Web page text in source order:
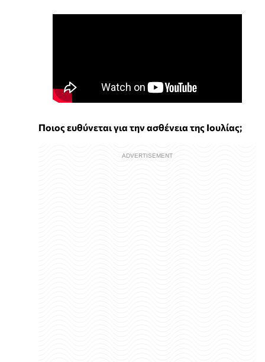
Ποιος ευθύνεται για την ασθένεια της Ιουλίας;